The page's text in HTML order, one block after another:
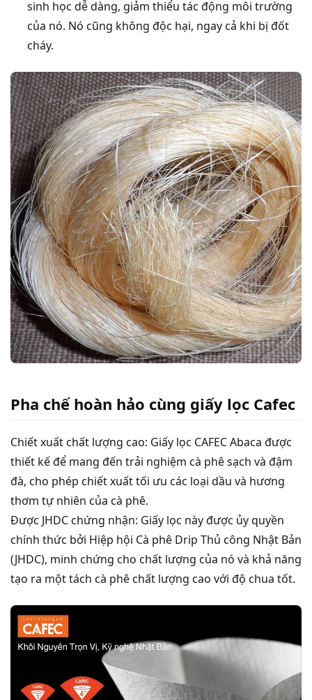
sinh học dễ dàng, giảm thiểu tác động môi trường
của nó. Nó cũng không độc hại, ngay cả khi bị đốt
cháy.
Pha chế hoàn hảo cùng giấy lọc Cafec
Chiết xuất chất lượng cao: Giấy lọc CAFEC Abaca được
thiết kế để mang đến trải nghiệm cà phê sạch và đậm
đà, cho phép chiết xuất tối ưu các loại dầu và hương
thơm tự nhiên của cà phê.
Được JHDC chứng nhận: Giấy lọc này được ủy quyền
chính thức bởi Hiệp hội Cà phê Drip Thủ công Nhật Bản
(JHDC), minh chứng cho chất lượng của nó và khả năng
tạo ra một tách cà phê chất lượng cao với độ chua tốt.